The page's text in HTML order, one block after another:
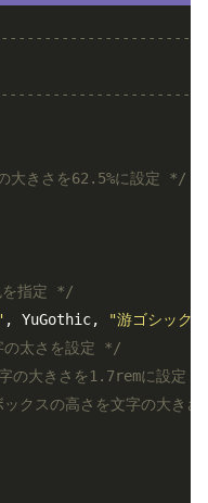
大きさを62.5%に設定 */
指定 */
, YuGothic, "游ゴシック"
太さを設定 */
の大きさを1.7remに設定
クスの高さを文字の大き